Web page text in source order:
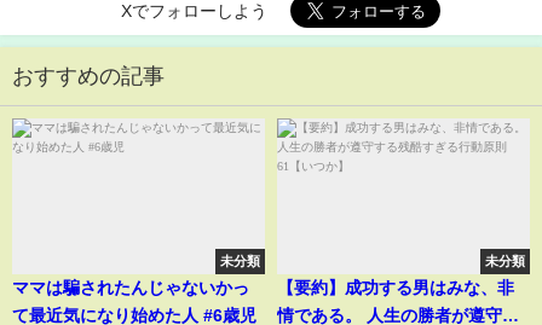
Xでフォローしよう
おすすめの記事
未分類
ママは騙されたんじゃないかっ
て最近気になり始めた人 #6歳児
未分類
【要約】成功する男はみな、非
情である。 人生の勝者が遵守す